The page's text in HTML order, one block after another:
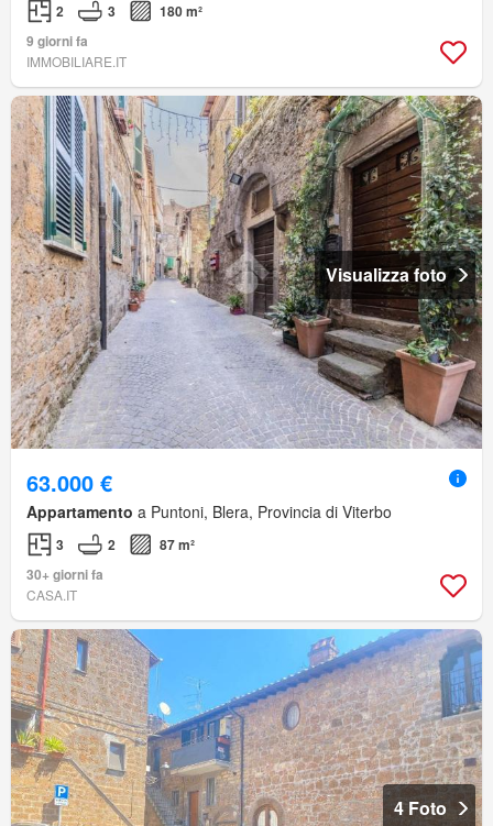
2 3
180 m²
9 giorni fa
IMMOBILIARE.IT
Visualizza foto
63.000 €
Appartamento a Puntoni, Blera, Provincia di Viterbo
3 2
87 m²
30+ giorni fa
CASA.IT
4 Foto